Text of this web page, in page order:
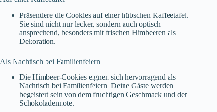
Präsentiere die Cookies auf einer hübschen Kaffeetafel.
Sie sind nicht nur lecker, sondern auch optisch
ansprechend, besonders mit frischen Himbeeren als
Dekoration.
Als Nachtisch bei Familienfeiern
Die Himbeer-Cookies eignen sich hervorragend als
Nachtisch bei Familienfeiern. Deine Gäste werden
begeistert sein von dem fruchtigen Geschmack und der
Schokoladennote.